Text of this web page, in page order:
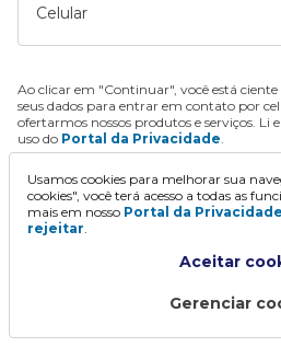
Celular
Ao clicar em "Continuar", você está ciente
seus dados para entrar em contato por
ofertarmos nossos produtos e serviços. Li
uso do Portal da Privacidade.
Usamos cookies para melhorar sua
cookies", você terá acesso a todas as
mais em nosso Portal da Privacidade
rejeitar.
Aceitar
Gerenciar